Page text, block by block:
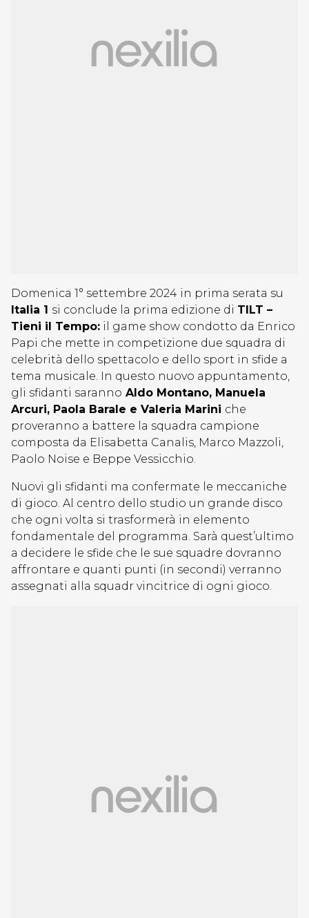
Domenica 1° settembre 2024 in prima serata su
Italia 1 si conclude la prima edizione di TILT –
Tieni il Tempo: il game show condotto da Enrico
Papi che mette in competizione due squadra di
celebrità dello spettacolo e dello sport in sfide a
tema musicale. In questo nuovo appuntamento,
gli sfidanti saranno Aldo Montano, Manuela
Arcuri, Paola Barale e Valeria Marini che
proveranno a battere la squadra campione
composta da Elisabetta Canalis, Marco Mazzoli,
Paolo Noise e Beppe Vessicchio.
Nuovi gli sfidanti ma confermate le meccaniche
di gioco. Al centro dello studio un grande disco
che ogni volta si trasformerà in elemento
fondamentale del programma. Sarà quest’ultimo
a decidere le sfide che le sue squadre dovranno
affrontare e quanti punti (in secondi) verranno
assegnati alla squadr vincitrice di ogni gioco.